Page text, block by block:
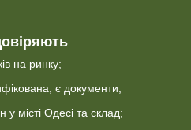
на ринку;
є документи;
у місті Одесі та склад;